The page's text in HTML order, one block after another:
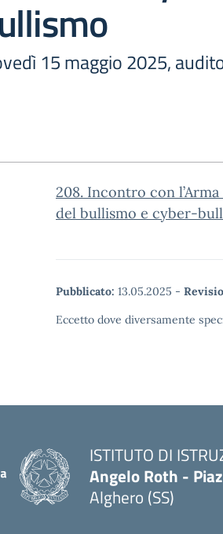
15 maggio 2025,
208. Incontro con
del bullismo e cyber-
Pubblicato: 13.05.2025 -
Eccetto dove diversamente
ISTITUTO DI
Angelo Roth -
Alghero (SS)